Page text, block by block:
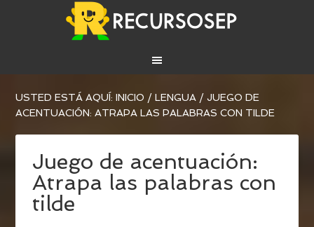
USTED ESTÁ AQUÍ:INICIO / LENGUA / JUEGO DE
ACENTUACIÓN: ATRAPA LAS PALABRAS CON TILDE
Juego de acentuación:
Atrapa las palabras con
tilde